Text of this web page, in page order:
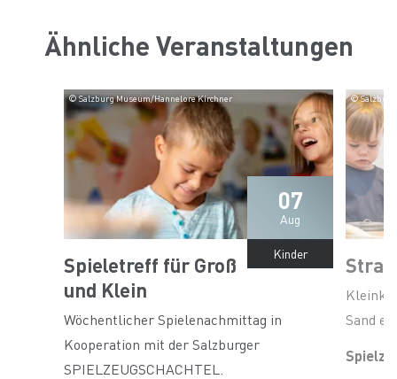
Ähnliche Veranstaltungen
07
Aug
© Salzburg Museum/Hannelore Kirchner
Kinder
Spieletreff für Groß
und Klein
Wöchentlicher Spielenachmittag in
Kooperation mit der Salzburger
SPIELZEUGSCHACHTEL.
© Salzburg
Sand